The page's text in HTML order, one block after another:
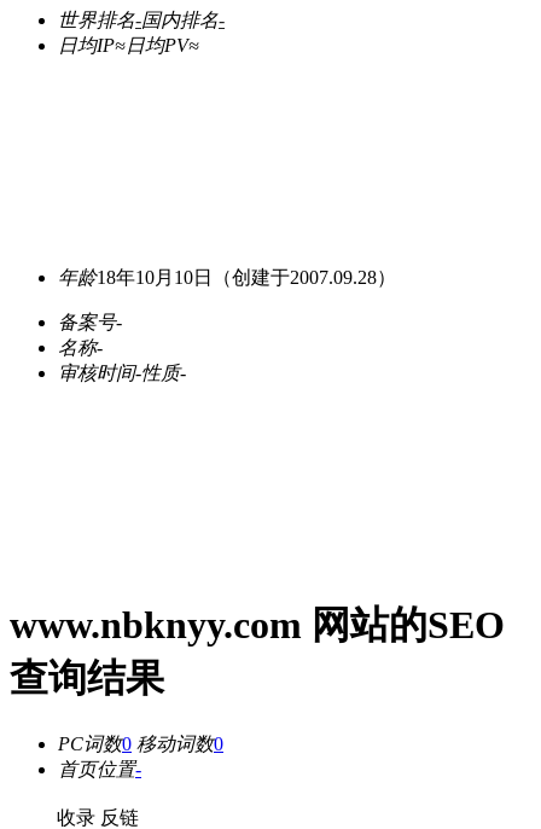
世界排名-国内排名-
日均IP≈日均PV≈
年龄18年10月10日 （创建于2007.09.28）
备案号-
名称-
审核时间-性质-
www.nbknyy.com 网站的SEO
查询结果
PC词数0 移动词数0
首页位置-
收录 反链